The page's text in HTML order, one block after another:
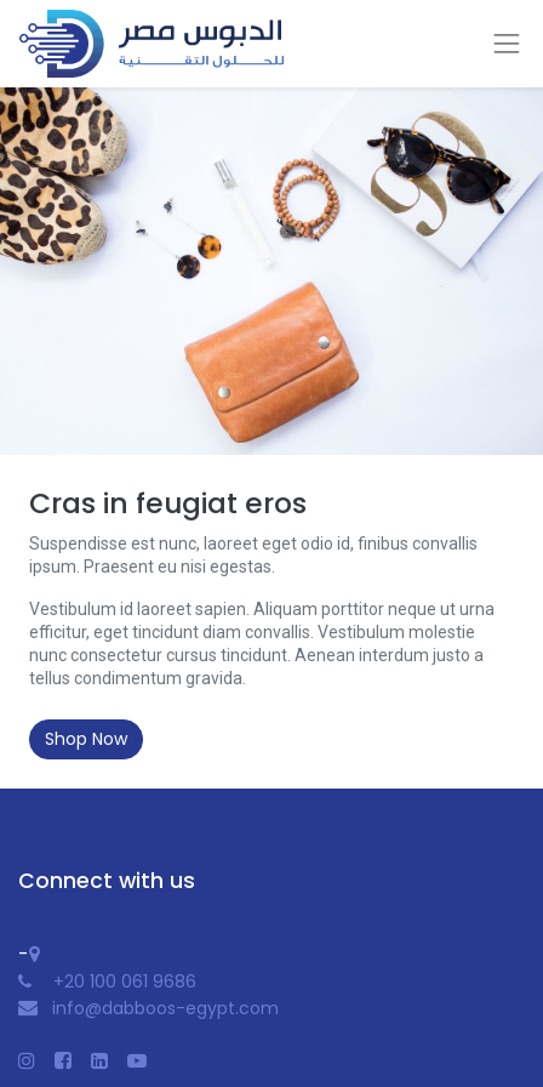
Cras in feugiat eros
Suspendisse est nunc, laoreet eget odio id, finibus convallis
ipsum. Praesent eu nisi egestas.
Vestibulum id laoreet sapien. Aliquam porttitor neque ut urna
efficitur, eget tincidunt diam convallis. Vestibulum molestie
nunc consectetur cursus tincidunt. Aenean interdum justo a
tellus condimentum gravida.
Shop Now
Connect with us
-
+20 100 061 9686
info@dabboos-egypt.com